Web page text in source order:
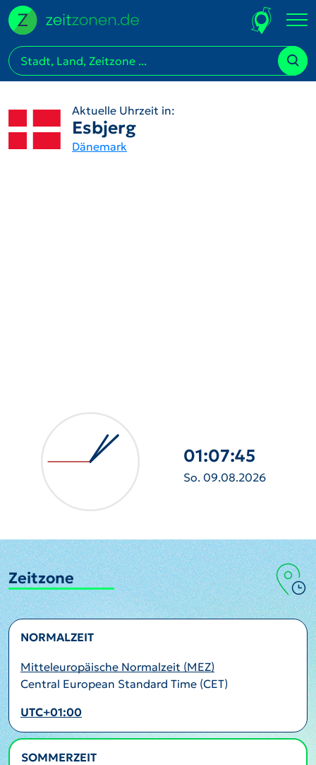
Aktuelle Uhrzeit in:
Esbjerg
Dänemark
01:07:46
So. 09.08.2026
Zeitzone
NORMALZEIT
Mitteleuropäische Normalzeit (MEZ)
Central European Standard Time (CET)
UTC+01:00
SOMMERZEIT